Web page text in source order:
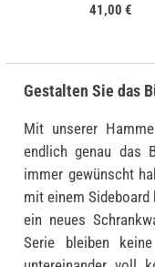
41,00 €
Gestalten Sie das
Mit unserer
endlich genau das
immer gewünscht
mit einem
ein neues
Serie bleiben